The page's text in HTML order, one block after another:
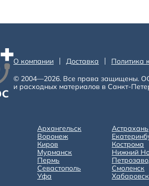
О компании Доставка
Политика
© 2004—2026. Все права защищены.
и расходных материалов в Санкт-
Архангельск Астрахань
Воронеж
Киров
Кострома
Мурманск
Нижний
Пермь
Севастополь
Смоленск
Уфа
Хабаровск